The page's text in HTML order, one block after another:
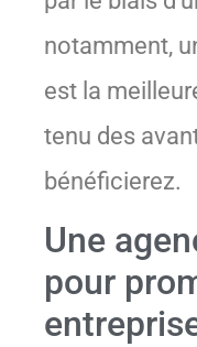
notamment,
est la
tenu des
bénéficierez.
Une
pour